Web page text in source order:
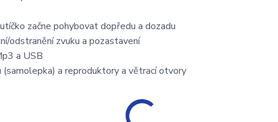
začne pohybovat dopředu a dozadu
odstranění zvuku a pozastavení
a USB
(samolepka) a reproduktory a větrací otvory